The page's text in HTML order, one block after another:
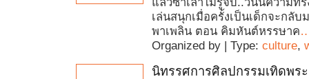
เล่นสนุกเมื่อครั้งเป็นเด็กจะกลับ
พาเพลิน ตอน คิมหันต์หรรษาค
Organized by | Type: culture,
นิทรรศการศิลปกรรมเทิดพร